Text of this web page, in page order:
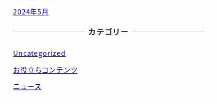
2024年5月
カテゴリー
Uncategorized
お役立ちコンテンツ
ニュース